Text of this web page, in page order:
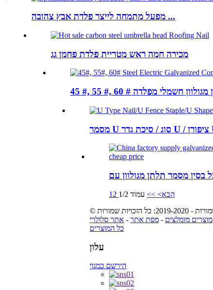
מפעל מתמחה לייצר פלדת אבץ צהובה ...
מכירה חמה ראש מטריית פלדת פחמן גג
1 2 הבא> >> עמוד 1/2
מוצרים מומלצים - מפת אתר - אתר סלולרי
כל המוצרים
עלון
הירשם כמנוי